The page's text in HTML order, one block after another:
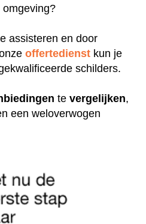
omgeving?
assisteren en door
offertedienst kun je
schilders.
te vergelijken,
een weloverwogen